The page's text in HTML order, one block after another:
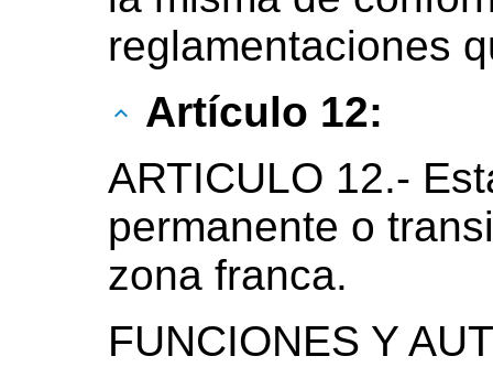
reglamentaciones
Artículo 12:
ARTICULO 12.-
permanente o
zona franca.
FUNCIONES Y